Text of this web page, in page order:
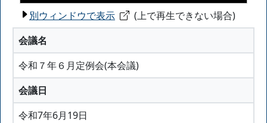
別ウィンドウで表示
(上で再生できない場合)
会議名
令和７年６月定例会(本会議)
会議日
令和7年6月19日